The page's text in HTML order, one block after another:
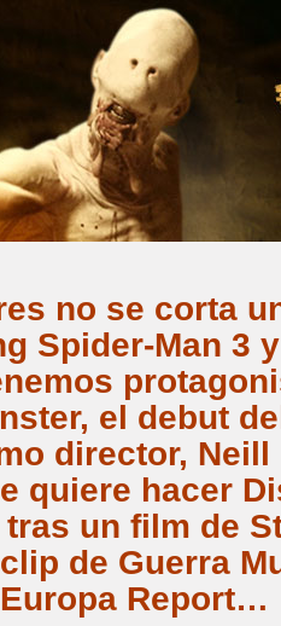
no se corta
Spider-Man 3
el debut
director, Neill
quiere hacer
un film de
de Guerra
Report…